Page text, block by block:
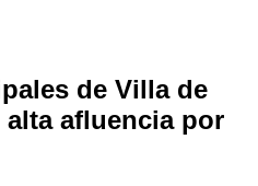
de Villa de
afluencia por